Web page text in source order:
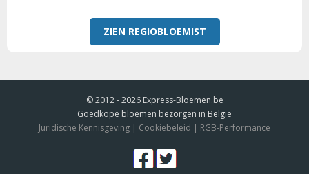
ZIEN REGIOBLOEMIST
© 2012 - 2026 Express-Bloemen.be
Goedkope bloemen bezorgen in België
Juridische Kennisgeving | Cookiebeleid | RGB-Performance